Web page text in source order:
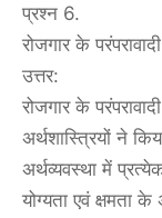
प्रश्न 6.
रोजगार के
उत्तर:
रोजगार के
अर्थशास्त्रियों ने
अर्थव्यवस्था में
योग्यता एवं क्षमता